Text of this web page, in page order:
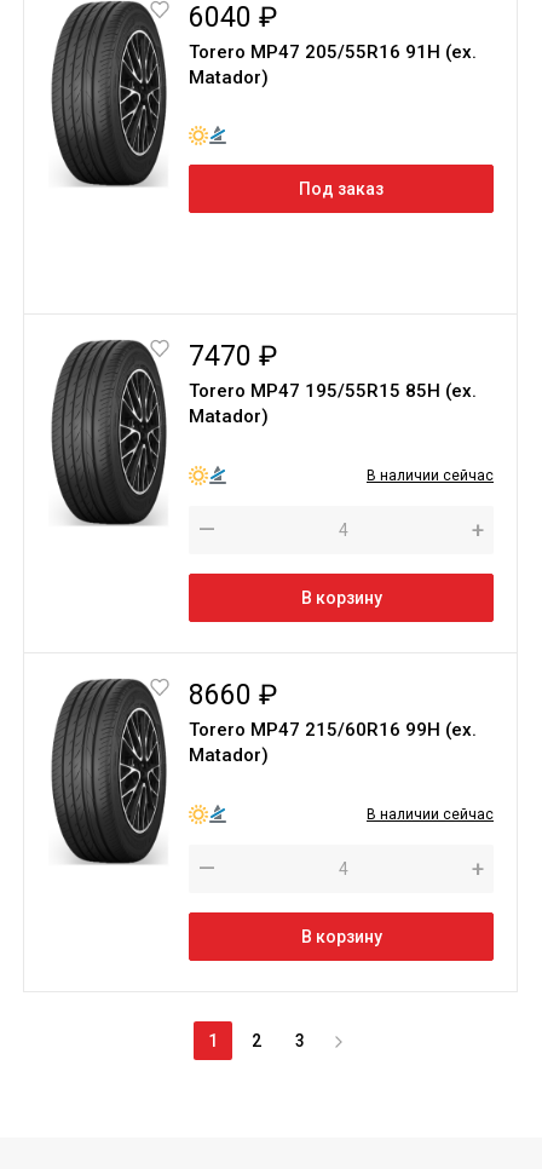
6040 ₽
Torero MP47 205/55R16 91H (ex.
Matador)
Под заказ
7470 ₽
Torero MP47 195/55R15 85H (ex.
Matador)
В наличии сейчас
— +
В корзину
8660 ₽
Torero MP47 215/60R16 99H (ex.
Matador)
В наличии сейчас
— +
В корзину
1 2 3